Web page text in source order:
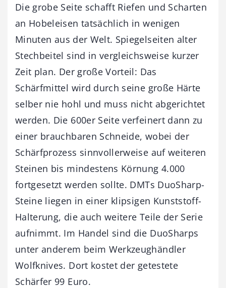
Die grobe Seite schafft Riefen und Scharten
an Hobeleisen tatsächlich in wenigen
Minuten aus der Welt. Spiegelseiten alter
Stechbeitel sind in vergleichsweise kurzer
Zeit plan. Der große Vorteil: Das
Schärfmittel wird durch seine große Härte
selber nie hohl und muss nicht abgerichtet
werden. Die 600er Seite verfeinert dann zu
einer brauchbaren Schneide, wobei der
Schärfprozess sinnvollerweise auf weiteren
Steinen bis mindestens Körnung 4.000
fortgesetzt werden sollte. DMTs DuoSharp-
Steine liegen in einer klipsigen Kunststoff-
Halterung, die auch weitere Teile der Serie
aufnimmt. Im Handel sind die DuoSharps
unter anderem beim Werkzeughändler
Wolfknives. Dort kostet der getestete
Schärfer 99 Euro.